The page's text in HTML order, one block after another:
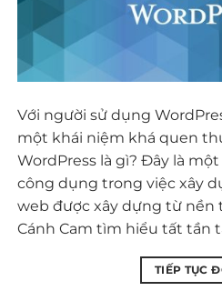
Với người sử dụng
một khái niệm khá quen
WordPress là gì? Đây là
công dụng trong việc xây
web được xây dựng từ nền
Cánh Cam tìm hiểu tất tần
TIẾP TỤC